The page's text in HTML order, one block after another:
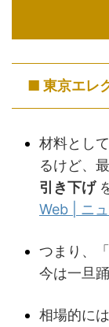
■ 東京エレ
材料とし
るけど、
引き下げ
Web | ニ
つまり、
今は一旦
相場的に